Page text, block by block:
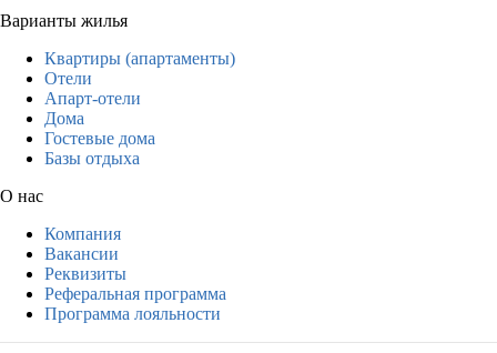
Варианты жилья
Квартиры (апартаменты)
Отели
Апарт-отели
Дома
Гостевые дома
Базы отдыха
О нас
Компания
Вакансии
Реквизиты
Реферальная программа
Программа лояльности